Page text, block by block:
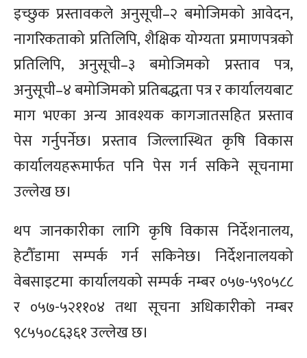
इच्छुक प्रस्तावकले अनुसूची–२ बमोजिमको आवेदन,
नागरिकताको प्रतिलिपि, शैक्षिक योग्यता प्रमाणपत्रको
प्रतिलिपि, अनुसूची–३ बमोजिमको प्रस्ताव पत्र,
अनुसूची–४ बमोजिमको प्रतिबद्धता पत्र र कार्यालयबाट
माग भएका अन्य आवश्यक कागजातसहित प्रस्ताव
पेस गर्नुपर्नेछ। प्रस्ताव जिल्लास्थित कृषि विकास
कार्यालयहरूमार्फत पनि पेस गर्न सकिने सूचनामा
उल्लेख छ।
थप जानकारीका लागि कृषि विकास निर्देशनालय,
हेटौँडामा सम्पर्क गर्न सकिनेछ। निर्देशनालयको
वेबसाइटमा कार्यालयको सम्पर्क नम्बर ०५७-५९०५८८
र ०५७-५२११०४ तथा सूचना अधिकारीको नम्बर
९८५५०८६३६१ उल्लेख छ।